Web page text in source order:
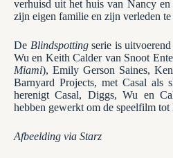
verhuisd uit het huis van Nancy en
zijn eigen familie en zijn verleden te
De Blindspottingserie is
Wu en Keith Calder van Snoot
Miami), Emily Gerson Saines,
Barnyard Projects, met Casal als
herenigt Casal, Diggs, Wu en
hebben gewerkt om de speelfilm tot
Afbeelding via Starz